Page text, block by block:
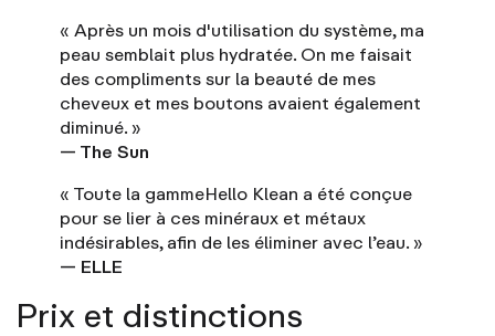
« Après un mois d'utilisation du système, ma
peau semblait plus hydratée. On me faisait
des compliments sur la beauté de mes
cheveux et mes boutons avaient également
diminué. »
— The Sun
« Toute la gammeHello Klean a été conçue
pour se lier à ces minéraux et métaux
indésirables, afin de les éliminer avec l’eau. »
— ELLE
Prix et distinctions